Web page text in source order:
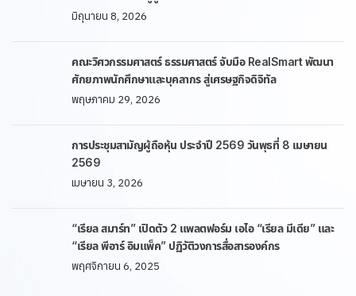
มิถุนายน 8, 2026
คณะวิศวกรรมศาสตร์ ธรรมศาสตร์ จับมือ RealSmart พัฒนา
ศักยภาพนักศึกษาและบุคลากร สู่เศรษฐกิจดิจิทัล
พฤษภาคม 29, 2026
การประชุมสามัญผู้ถือหุ้น ประจำปี 2569 วันพุธที่ 8 เมษายน
2569
เมษายน 3, 2026
“เรียล สมาร์ท” เปิดตัว 2 แพลตฟอร์ม เอไอ “เรียล มีเดีย” และ
“เรียล พีอาร์ อิมแพ็ค” ปฏิวัติวงการสื่อสารองค์กร
พฤศจิกายน 6, 2025